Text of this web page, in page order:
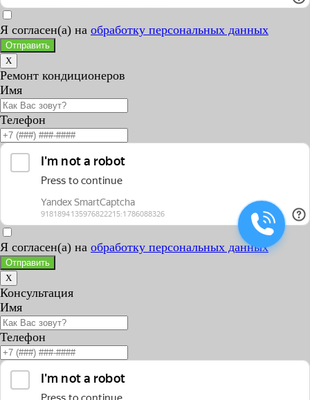
Я согласен(а) на обработку персональных данных
Отправить
X
Ремонт кондиционеров
Имя
Телефон
Я согласен(а) на обработку персональных данных
Отправить
X
Консультация
Имя
Телефон